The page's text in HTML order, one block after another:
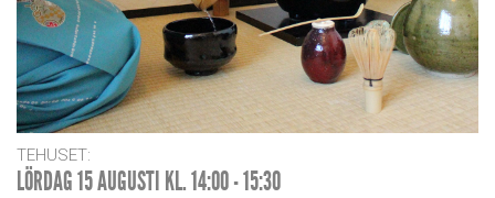
TEHUSET:
LÖRDAG 15 AUGUSTI KL. 14:00 - 15:30